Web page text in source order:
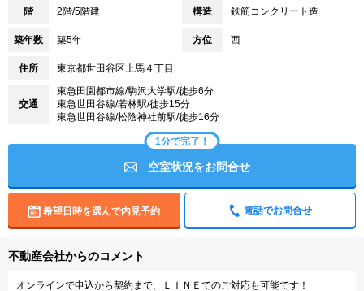
階 2階/5階建 構造 鉄筋コンクリート造
築年数 築5年 方位 西
住所 東京都世田谷区上馬４丁目
交通
東急田園都市線/駒沢大学駅/徒歩6分
東急世田谷線/若林駅/徒歩15分
東急世田谷線/松陰神社前駅/徒歩16分
1分で完了！
空室状況をお問合せ
希望日時を選んで内見予約 電話でお問合せ
不動産会社からのコメント
オンラインで申込から契約まで、ＬＩＮＥでのご対応も可能です！